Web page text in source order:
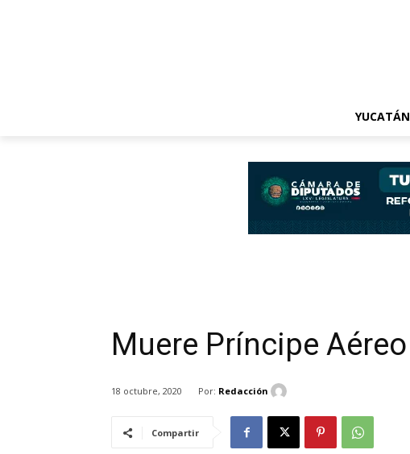
YUCATÁN
Muere Príncipe Aéreo
18 octubre, 2020 Por: Redacción
Compartir